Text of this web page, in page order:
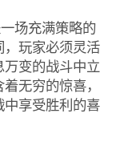
场充满策略的
玩家必须灵活
变的战斗中立
无穷的惊喜，
中享受胜利的喜